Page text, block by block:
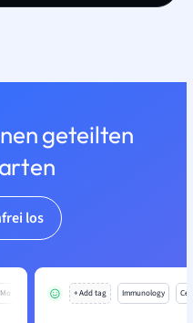
geteilten
los
Mo + Add tag Immunology